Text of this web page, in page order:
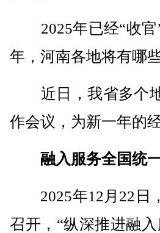
2025年已经“收官”
年，河南各地将有哪
近日，我省多个地
作会议，为新一年的
融入服务全国统一
2025年12月22日
召开，“纵深推进融